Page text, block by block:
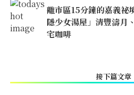
離市區15分鐘的嘉義祕
隱少女湯屋」清豐濤月
宅咖啡
接下篇文章